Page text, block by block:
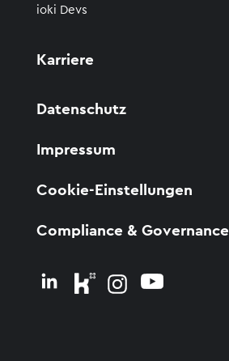
ioki Devs
Karriere
Datenschutz
Impressum
Cookie-Einstellungen
Compliance & Governance